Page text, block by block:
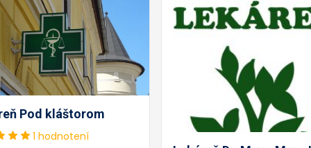
Pod kláštorom
1 hodnotení